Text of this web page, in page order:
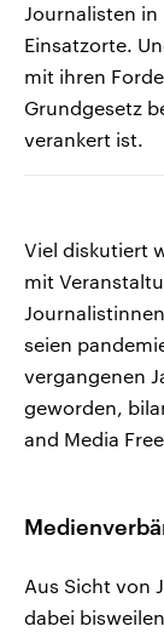
Journalisten
Einsatzorte.
mit ihren
Grundgesetz
verankert ist.
Viel diskutiert
mit
seien
vergangenen
geworden,
and Media
Aus Sicht von
dabei